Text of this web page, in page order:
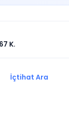
K.
İçtihat Ara